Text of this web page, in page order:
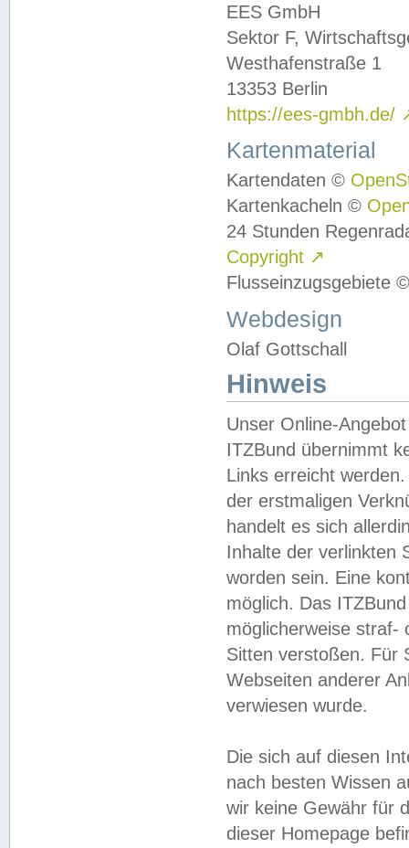
EES GmbH
Sektor F,
Westhafenstraße 1
13353 Berlin
https://ees-gmbh.de/
Kartenmaterial
Kartendaten ©
Kartenkacheln ©
24 Stunden
Copyright ↗
Flusseinzugsgebiete
Webdesign
Olaf Gottschall
Hinweis
Unser Online-
ITZBund übernimmt
Links erreicht
der erstmaligen
handelt es sich
Inhalte der verlinkten
worden sein. Eine
möglich. Das
möglicherweise straf-
Sitten verstoßen. Für
Webseiten anderer
verwiesen wurde.
Die sich auf diesen
nach besten Wissen
wir keine Gewähr für
dieser Homepage